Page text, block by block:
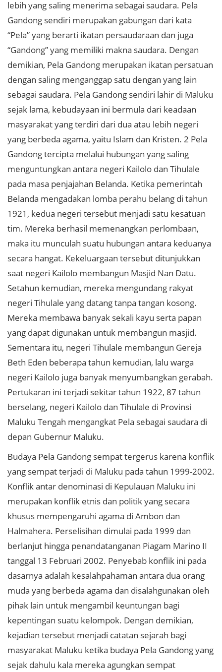
lebih yang saling menerima sebagai saudara. Pela
Gandong sendiri merupakan gabungan dari kata
“Pela” yang berarti ikatan persaudaraan dan juga
“Gandong” yang memiliki makna saudara. Dengan
demikian, Pela Gandong merupakan ikatan persatuan
dengan saling menganggap satu dengan yang lain
sebagai saudara. Pela Gandong sendiri lahir di Maluku
sejak lama, kebudayaan ini bermula dari keadaan
masyarakat yang terdiri dari dua atau lebih negeri
yang berbeda agama, yaitu Islam dan Kristen. 2 Pela
Gandong tercipta melalui hubungan yang saling
menguntungkan antara negeri Kailolo dan Tihulale
pada masa penjajahan Belanda. Ketika pemerintah
Belanda mengadakan lomba perahu belang di tahun
1921, kedua negeri tersebut menjadi satu kesatuan
tim. Mereka berhasil memenangkan perlombaan,
maka itu munculah suatu hubungan antara keduanya
secara hangat. Kekeluargaan tersebut ditunjukkan
saat negeri Kailolo membangun Masjid Nan Datu.
Setahun kemudian, mereka mengundang rakyat
negeri Tihulale yang datang tanpa tangan kosong.
Mereka membawa banyak sekali kayu serta papan
yang dapat digunakan untuk membangun masjid.
Sementara itu, negeri Tihulale membangun Gereja
Beth Eden beberapa tahun kemudian, lalu warga
negeri Kailolo juga banyak menyumbangkan gerabah.
Pertukaran ini terjadi sekitar tahun 1922, 87 tahun
berselang, negeri Kailolo dan Tihulale di Provinsi
Maluku Tengah mengangkat Pela sebagai saudara di
depan Gubernur Maluku.
Budaya Pela Gandong sempat tergerus karena konflik
yang sempat terjadi di Maluku pada tahun 1999-2002.
Konflik antar denominasi di Kepulauan Maluku ini
merupakan konflik etnis dan politik yang secara
khusus mempengaruhi agama di Ambon dan
Halmahera. Perselisihan dimulai pada 1999 dan
berlanjut hingga penandatanganan Piagam Marino II
tanggal 13 Februari 2002. Penyebab konflik ini pada
dasarnya adalah kesalahpahaman antara dua orang
muda yang berbeda agama dan disalahgunakan oleh
pihak lain untuk mengambil keuntungan bagi
kepentingan suatu kelompok. Dengan demikian,
kejadian tersebut menjadi catatan sejarah bagi
masyarakat Maluku ketika budaya Pela Gandong yang
sejak dahulu kala mereka agungkan sempat